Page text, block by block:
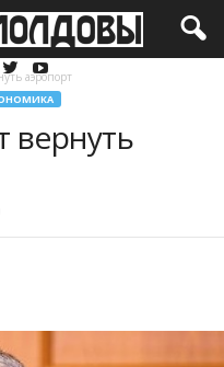
аэропорт
вернуть